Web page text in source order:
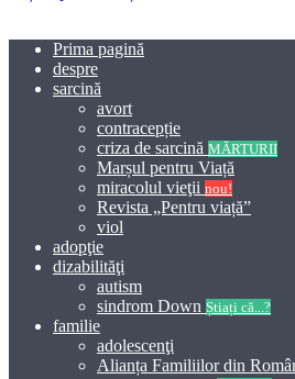
Prima pagină
despre
sarcină
avort
contracepție
criza de sarcină MĂRTURII
Marșul pentru Viață
miracolul vieţii nou!
Revista „Pentru viață”
viol
adopţie
dizabilităţi
autism
sindrom Down Știați că...?
familie
adolescenţi
Alianța Familiilor din